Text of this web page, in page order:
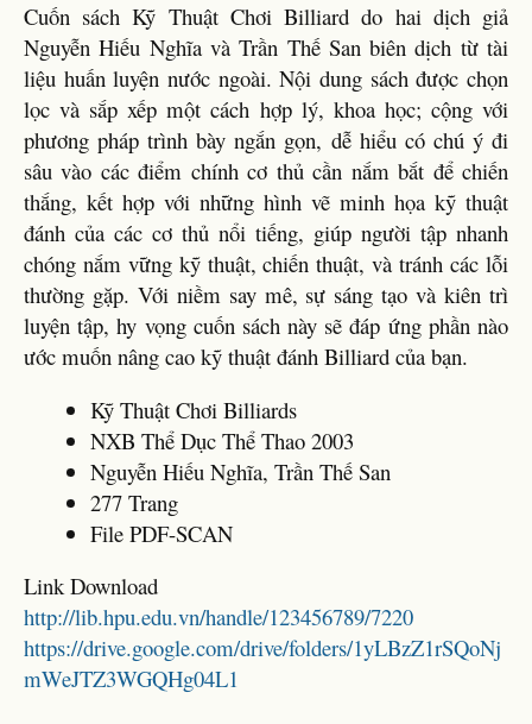
Cuốn sách Kỹ Thuật Chơi Billiard do hai dịch giả
Nguyễn Hiếu Nghĩa và Trần Thế San biên dịch từ tài
liệu huấn luyện nước ngoài. Nội dung sách được chọn
lọc và sắp xếp một cách hợp lý, khoa học; cộng với
phương pháp trình bày ngắn gọn, dễ hiểu có chú ý đi
sâu vào các điểm chính cơ thủ cần nắm bắt để chiến
thắng, kết hợp với những hình vẽ minh họa kỹ thuật
đánh của các cơ thủ nổi tiếng, giúp người tập nhanh
chóng nắm vững kỹ thuật, chiến thuật, và tránh các lỗi
thường gặp. Với niềm say mê, sự sáng tạo và kiên trì
luyện tập, hy vọng cuốn sách này sẽ đáp ứng phần nào
ước muốn nâng cao kỹ thuật đánh Billiard của bạn.
Kỹ Thuật Chơi Billiards
NXB Thể Dục Thể Thao 2003
Nguyễn Hiếu Nghĩa, Trần Thế San
277 Trang
File PDF-SCAN
Link Download
http://lib.hpu.edu.vn/handle/123456789/7220
https://drive.google.com/drive/folders/1yLBzZ1rSQoNj
mWeJTZ3WGQHg04L1